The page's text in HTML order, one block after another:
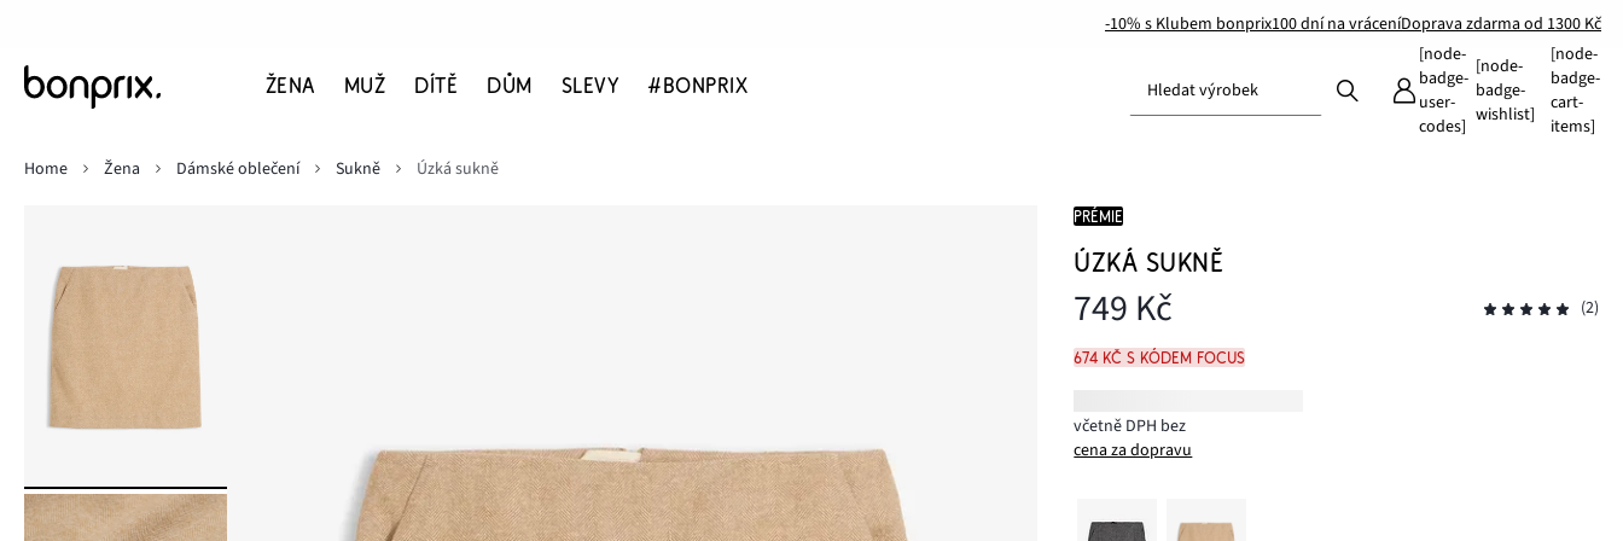
-10% s Klubem bonprix100 dní na vráceníDoprava zdarma od 1300 Kč
ŽENA MUŽ DÍTĚ DŮM SLEVY #BONPRIX Hledat výrobek
[node-
badge-
user-
codes]
[node-
badge-
wishlist]
[node-
badge-
cart-
items]
Home
Žena Dámské oblečení Sukně Úzká sukně
PRÉMIE
ÚZKÁ SUKNĚ
749 Kč (2)
674 Kč s kódem FOCUS
včetně DPH bez
cena za dopravu